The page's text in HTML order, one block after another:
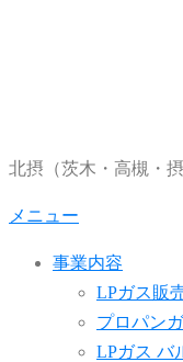
へ
キ
北摂（茨木・高槻・
メニュー
事業内容
LPガス販
プロパン
LPガス バ